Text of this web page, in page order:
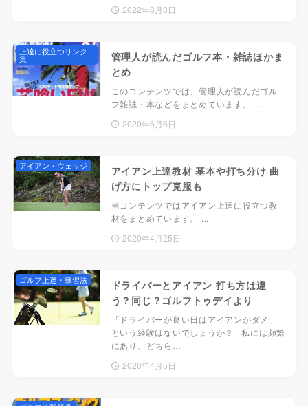
2022年8月3日
管理人が読んだゴルフ本・雑誌ほかま
とめ
このコンテンツでは、管理人が読んだゴル
フ雑誌・本などをまとめています。 ...
2020年6月6日
上達に役立つリンク
集
アイアン上達教材 基本や打ち分け 曲
げ方にトップ克服も
当コンテンツではアイアン上達に役立つ教
材をまとめています。 ...
2020年4月25日
アイアン・ウェッジ
ドライバーとアイアン 打ち方は違
う？同じ？ゴルフトゥデイより
「ドライバーが良い日はアイアンがダメ」
という経験はないでしょうか？ 私には頻繁
にあり、どちら…
2020年4月5日
ゴルフ上達・練習法